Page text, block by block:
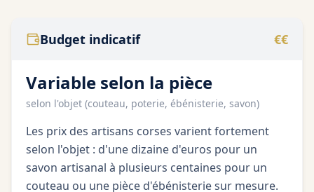
Budget indicatif €€
Variable selon la pièce
selon l'objet (couteau, poterie, ébénisterie, savon)
Les prix des artisans corses varient fortement
selon l'objet : d'une dizaine d'euros pour un
savon artisanal à plusieurs centaines pour un
couteau ou une pièce d'ébénisterie sur mesure.